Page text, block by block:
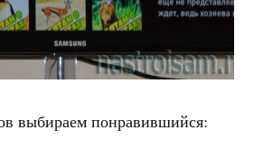
выбираем понравившийся: